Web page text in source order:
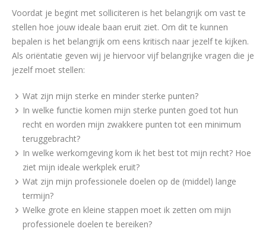
Voordat je begint met solliciteren is het belangrijk om vast te
stellen hoe jouw ideale baan eruit ziet. Om dit te kunnen
bepalen is het belangrijk om eens kritisch naar jezelf te kijken.
Als oriëntatie geven wij je hiervoor vijf belangrijke vragen die je
jezelf moet stellen:
Wat zijn mijn sterke en minder sterke punten?
In welke functie komen mijn sterke punten goed tot hun
recht en worden mijn zwakkere punten tot een minimum
teruggebracht?
In welke werkomgeving kom ik het best tot mijn recht? Hoe
ziet mijn ideale werkplek eruit?
Wat zijn mijn professionele doelen op de (middel) lange
termijn?
Welke grote en kleine stappen moet ik zetten om mijn
professionele doelen te bereiken?